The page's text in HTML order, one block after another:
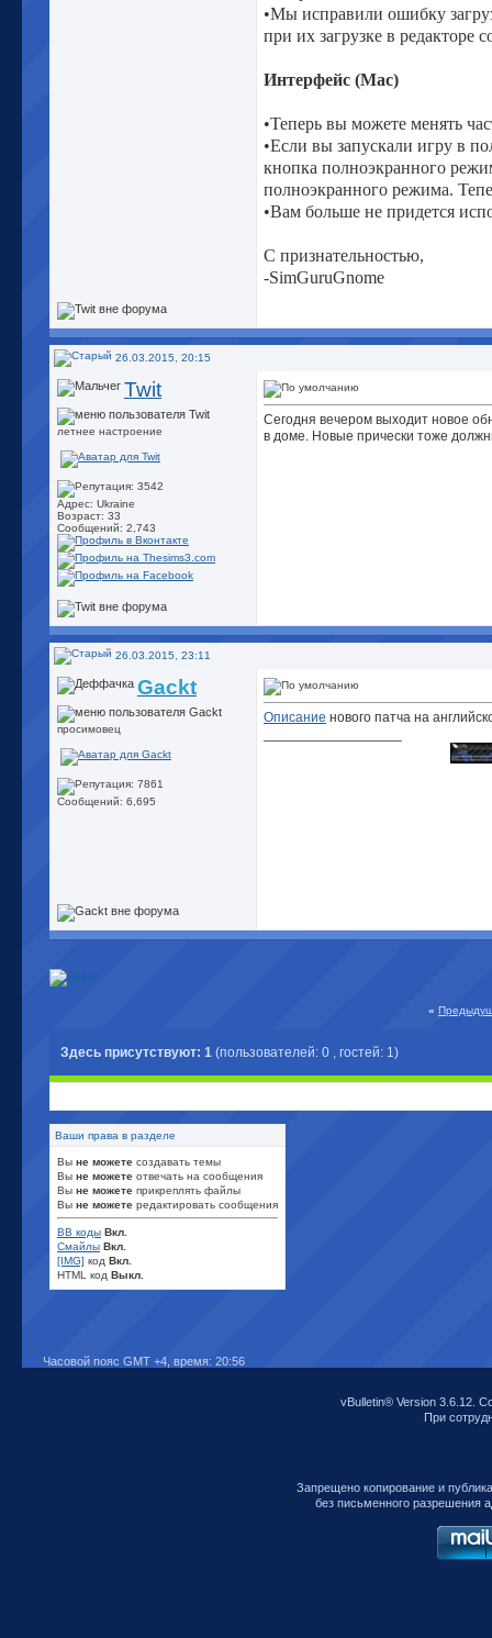
•Мы исправили ошибку
при их загрузке в редакторе
Интерфейс (Mac)
•Теперь вы можете менять
•Если вы запускали игру в
кнопка полноэкранного
полноэкранного режима.
•Вам больше не придется
С признательностью,
-SimGuruGnome
26.03.2015, 20:15
Twit
летнее настроение
Адрес: Ukraine
Возраст: 33
Сообщений: 2,743
Сегодня вечером выходит новое
в доме. Новые прически тоже
26.03.2015, 23:11
Gackt
просимовец
Сообщений: 6,695
Описание нового патча на
«
Здесь присутствуют: 1 (пользователей: 0 , гостей: 1)
Ваши права в разделе
Вы не можете создавать темы
Вы не можете отвечать на сообщения
Вы не можете прикреплять файлы
Вы не можете редактировать сообщения
BB коды Вкл.
Смайлы Вкл.
[IMG] код Вкл.
HTML код Выкл.
Часовой пояс GMT +4, время: 20:56
vBulletin® Version 3.6.12.
При
Запрещено копирование и
без письменного разрешения